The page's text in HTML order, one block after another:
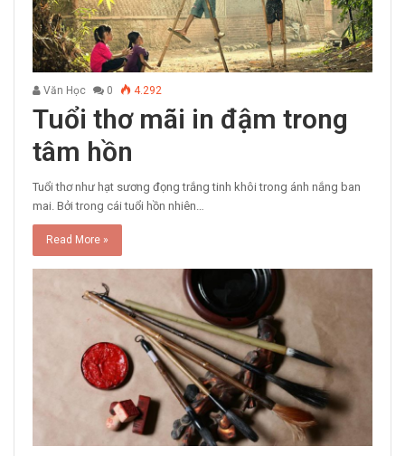
Văn Học 0 4.292
Tuổi thơ mãi in đậm trong
tâm hồn
Tuổi thơ như hạt sương đọng trắng tinh khôi trong ánh nắng ban
mai. Bởi trong cái tuổi hồn nhiên…
Read More »